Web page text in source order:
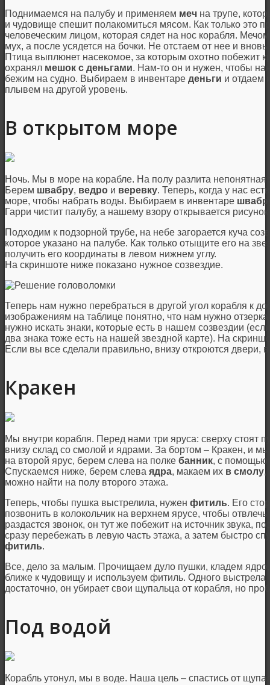
Поднимаемся на палубу и применяем меч на трупе,
и чудовище спешит полакомиться мясом. Как только это
человеческим лицом, которая сядет на нос корабля.
мух, а после усядется на бочки. Не отстаем от нее и
Птица выплюнет насекомое, за которым охотно побежит
охранял мешок с деньгами. Нам-то он и нужен, чтобы
бежим на судно. Выбираем в инвентаре деньги и отдаем
плывем на другой уровень.
В открытом море
Ночь. Мы в море на корабле. На полу разлита
Берем швабру, ведро и веревку. Теперь, когда у нас
море, чтобы набрать воды. Выбираем в инвентаре
Гарри чистит палубу, а нашему взору открывается
Подходим к подзорной трубе, на небе загорается куча
которое указано на палубе. Как только отыщите его на
получить его координаты в левом нижнем углу.
На скриншоте ниже показано нужное созвездие.
Теперь нам нужно перебраться в другой угол корабля к
изображениям на таблице понятно, что нам нужно
нужно искать знаки, которые есть в нашем созвездии
два знака тоже есть на нашей звездной карте). На
Если вы все сделали правильно, внизу откроются двери,
Кракен
Мы внутри корабля. Перед нами три яруса: сверху стоят
внизу склад со смолой и ядрами. За бортом – Кракен, и
на второй ярус, берем слева на полке банник, с помощью
Спускаемся ниже, берем слева ядра, макаем их в смолу,
можно найти на полу второго этажа.
Теперь, чтобы пушка выстрелила, нужен фитиль. Его
позвонить в колокольчик на верхнем ярусе, чтобы
раздастся звонок, он тут же побежит на источник звука,
сразу перебежать в левую часть этажа, а затем быстро
фитиль.
Все, дело за малым. Прочищаем дуло пушки, кладем
ближе к чудовищу и используем фитиль. Одного
достаточно, он убирает свои щупальца от корабля, но
Под водой
Корабль утонул, мы в воде. Наша цель – спастись от